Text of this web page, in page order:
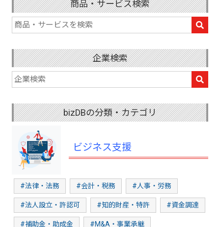
商品・サービス検索
企業検索
bizDBの分類・カテゴリ
ビジネス支援
#法律・法務 #会計・税務 #人事・労務
#法人設立・許認可 #知的財産・特許 #資金調達
#補助金・助成金 #M&A・事業承継